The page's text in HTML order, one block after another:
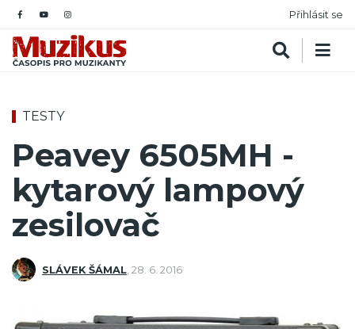
Přihlásit se
TESTY
Peavey 6505MH -
kytarový lampový
zesilovač
SLÁVEK ŠÁMAL 28. 6. 2016